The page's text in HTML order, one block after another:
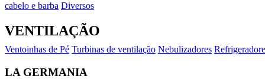
cabelo e barba Diversos
VENTILAÇÃO
Ventoinhas de Pé Turbinas de ventilação Nebulizadores
LA GERMANIA